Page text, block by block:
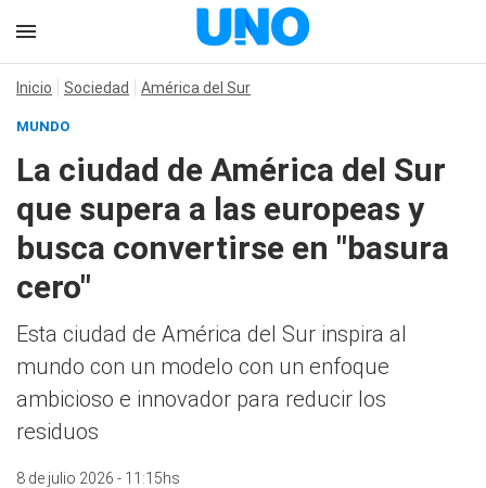
Inicio Sociedad América del Sur
MUNDO
La ciudad de América del Sur
que supera a las europeas y
busca convertirse en "basura
cero"
Esta ciudad de América del Sur inspira al
mundo con un modelo con un enfoque
ambicioso e innovador para reducir los
residuos
8 de julio 2026 - 11:15hs